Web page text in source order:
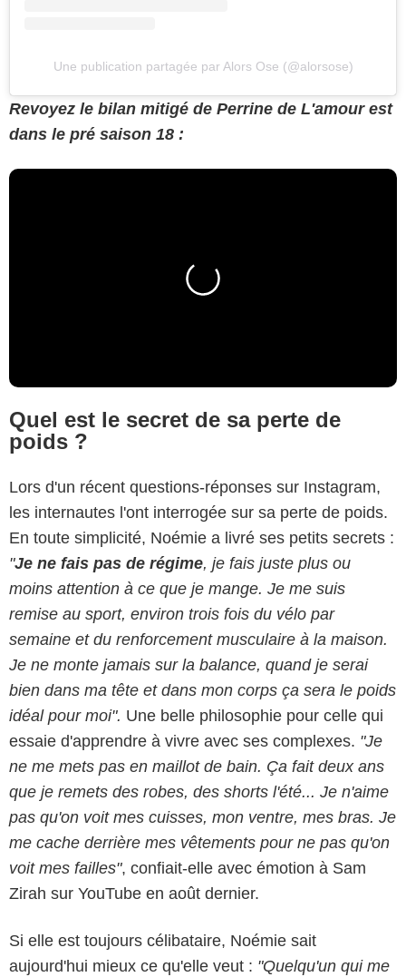
Une publication partagée par Alors Ose (@alorsose)
Revoyez le bilan mitigé de Perrine de L'amour est
dans le pré saison 18 :
Quel est le secret de sa perte de
poids ?
Lors d'un récent questions-réponses sur Instagram,
les internautes l'ont interrogée sur sa perte de poids.
En toute simplicité, Noémie a livré ses petits secrets :
"Je ne fais pas de régime, je fais juste plus ou
moins attention à ce que je mange. Je me suis
remise au sport, environ trois fois du vélo par
semaine et du renforcement musculaire à la maison.
Je ne monte jamais sur la balance, quand je serai
bien dans ma tête et dans mon corps ça sera le poids
idéal pour moi". Une belle philosophie pour celle qui
essaie d'apprendre à vivre avec ses complexes. "Je
ne me mets pas en maillot de bain. Ça fait deux ans
que je remets des robes, des shorts l'été... Je n'aime
pas qu'on voit mes cuisses, mon ventre, mes bras. Je
me cache derrière mes vêtements pour ne pas qu'on
voit mes failles", confiait-elle avec émotion à Sam
Zirah sur YouTube en août dernier.
Si elle est toujours célibataire, Noémie sait
aujourd'hui mieux ce qu'elle veut : "Quelqu'un qui me